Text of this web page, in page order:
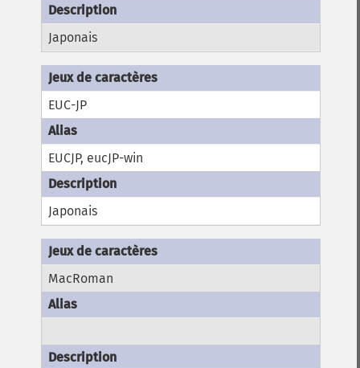
Japonais
EUC-JP
EUCJP, eucJP-win
Japonais
MacRoman